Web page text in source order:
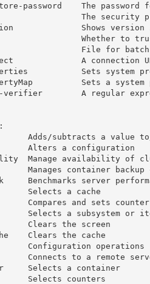
password    The password
The security
Shows version
Whether to
File for
A connection
Sets system
Sets a system
verifier        A regular
Adds/subtracts a value
Alters a configuration
Manage availability of
Manages container backup
Benchmarks server
Selects a cache
Compares and sets
Selects a subsystem or
Clears the screen
Clears the cache
Configuration operations
Connects to a remote
Selects a container
Selects counters